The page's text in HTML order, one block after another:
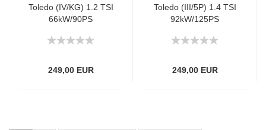
Toledo (IV/KG) 1.2 TSI
66kW/90PS
249,00 EUR
Toledo (III/5P) 1.4 TSI
92kW/125PS
249,00 EUR